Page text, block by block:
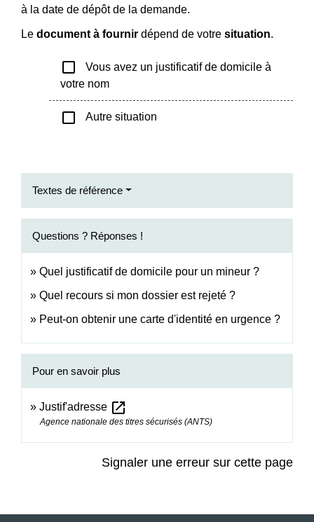
à la date de dépôt de la demande.
Le document à fournir dépend de votre situation.
check_box_outline_blank
Vous avez un justificatif de domicile à
votre nom
check_box_outline_blank Autre situation
Textes de référence
Questions ? Réponses !
Quel justificatif de domicile pour un mineur ?
Quel recours si mon dossier est rejeté ?
Peut-on obtenir une carte d'identité en urgence ?
Pour en savoir plus
Justif'adresse open_in_new
Agence nationale des titres sécurisés (ANTS)
Signaler une erreur sur cette page